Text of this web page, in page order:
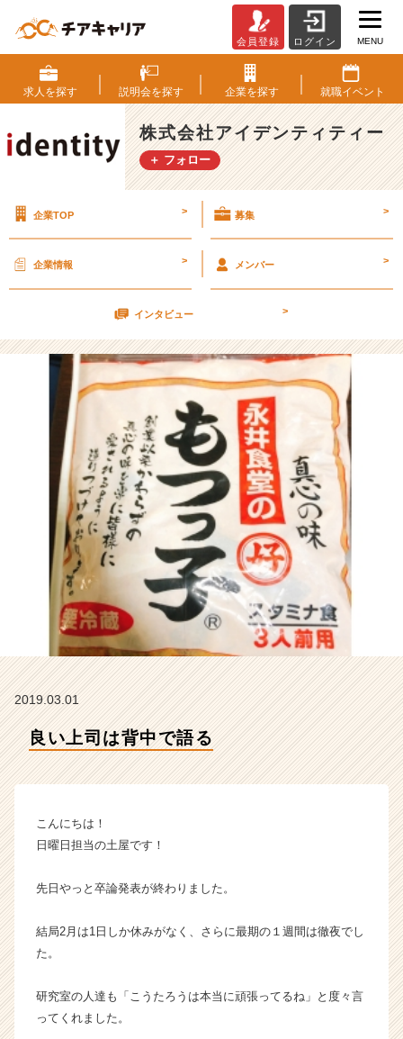
い
上
司
は
背
中
【株
社
ア
デ
ン
テ
テ
ィ
ー
の
イ
ラ
イ
ン】
ン
成
長
業
ス
ウ
届
活
会員登録 ログイン MENU
求人を探す 説明会を探す 企業を探す 就職イベント
株式会社アイデンティティー
＋ フォロー
企業TOP > 募集 >
企業情報 > メンバー >
インタビュー >
2019.03.01
良い上司は背中で語る
こんにちは！
日曜日担当の土屋です！
先日やっと卒論発表が終わりました。
結局2月は1日しか休みがなく、さらに最期の１週間は徹夜でし
た。
研究室の人達も「こうたろうは本当に頑張ってるね」と度々言
ってくれました。